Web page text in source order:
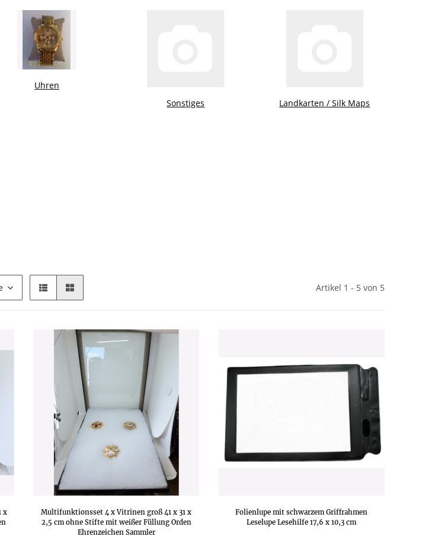
Uhren
Sonstiges
Landkarten / Silk Maps
Artikel 1 - 5 von 5
x
Multifunktionsset 4 x Vitrinen groß 41 x 31 x
2,5 cm ohne Stifte mit weißer Füllung Orden
Ehrenzeichen Sammler
Folienlupe mit schwarzem Griffrahmen
Leselupe Lesehilfe 17,6 x 10,3 cm